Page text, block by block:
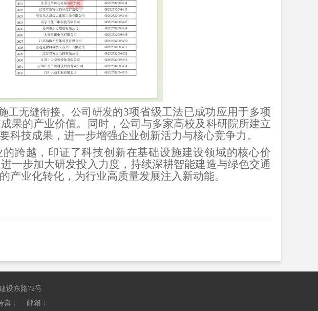
工无缝衔接。公司研发的3项省级工法已成功应用于多项
果的产业价值。同时，公司与多家高校及科研院所建立
技成果，进一步增强企业创新活力与核心竞争力。
跨越，印证了科技创新在基础设施建设领域的核心价
一步加大研发投入力度，持续深耕智能建造与绿色交通
业化转化，为行业高质量发展注入新动能。
设东路72号
真： 邮箱：